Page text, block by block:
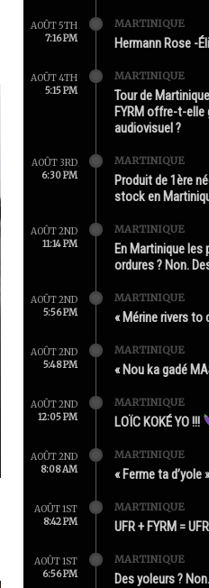
AOÛT 5TH
7:16 PM
MARTINIQUE
Hermann Rose -
AOÛT 4TH
5:15 PM
MARTINIQUE
Tour de
FYRM offre-t-
audiovisuel ?
AOÛT 3RD
6:30 PM
MARTINIQUE
Produit de 1ère
stock en
AOÛT 2ND
11:14 PM
MARTINIQUE
En Martinique
ordures ? Non.
AOÛT 2ND
5:56 PM
MARTINIQUE
« Mérine rivers to
AOÛT 2ND
5:48 PM
MARTINIQUE
« Nou ka gadé
AOÛT 2ND
12:05 PM
MARTINIQUE
LOÏC KOKÉ YO !!!
AOÛT 2ND
8:08 AM
MARTINIQUE
« Ferme ta d’yole »
AOÛT 1ST
8:42 PM
MARTINIQUE
UFR + FYRM =
AOÛT 1ST
6:56 PM
MARTINIQUE
Des yoleurs ?